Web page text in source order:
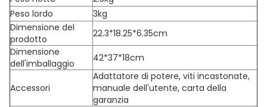
Peso lordo
3kg
Dimensione del
prodotto
22.3*18.25*6.35cm
Dimensione
dell'imballaggio
42*37*18cm
Accessori
Adattatore di potere, viti incastonate,
manuale dell'utente, carta della
garanzia